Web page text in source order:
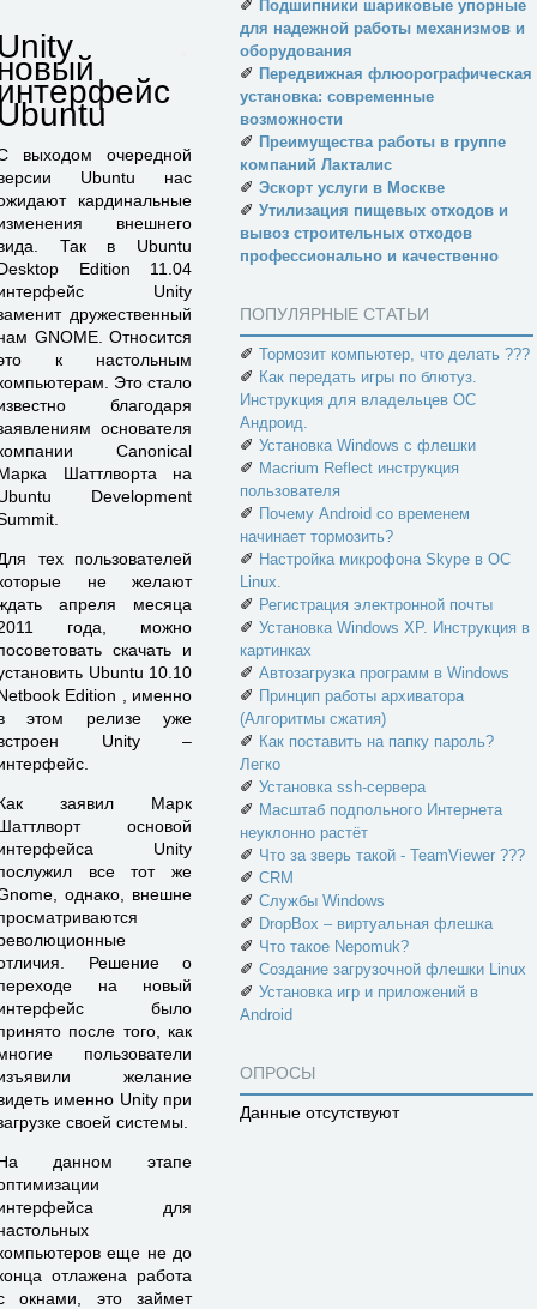
выходом очередной
Ubuntu нас
кардинальные
внешнего
Так в Ubuntu
Edition 11.04
Unity
дружественный
GNOME. Относится
к настольным
Это стало
благодаря
основателя
Canonical
Шаттлворта на
Development
тех пользователей
не желают
апреля месяца
года, можно
скачать и
Ubuntu 10.10
Edition , именно
этом релизе уже
Unity –
заявил Марк
основой
Unity
все тот же
однако, внешне
Решение о
на новый
было
после того, как
пользователи
желание
именно Unity при
своей системы.
данном этапе
для
еще не до
отлажена работа
окнами, это займет
✐ Подшипники шариковые упорные
для надежной работы механизмов и
оборудования
✐ Передвижная флюорографическая
установка: современные
возможности
✐ Преимущества работы в группе
компаний Лакталис
✐ Эскорт услуги в Москве
✐ Утилизация пищевых отходов и
вывоз строительных отходов
профессионально и качественно
ПОПУЛЯРНЫЕ СТАТЬИ
✐ Тормозит компьютер, что делать ???
✐ Как передать игры по блютуз.
Инструкция для владельцев ОС
Андроид.
✐ Установка Windows с флешки
✐ Macrium Reflect инструкция
пользователя
✐ Почему Android со временем
начинает тормозить?
✐ Настройка микрофона Skype в ОС
Linux.
✐ Регистрация электронной почты
✐ Установка Windows XP. Инструкция в
картинках
✐ Автозагрузка программ в Windows
✐ Принцип работы архиватора
(Алгоритмы сжатия)
✐ Как поставить на папку пароль?
Легко
✐ Установка ssh-сервера
✐ Масштаб подпольного Интернета
неуклонно растёт
✐ Что за зверь такой - TeamViewer ???
✐ CRM
✐ Службы Windows
✐ DropBox – виртуальная флешка
✐ Что такое Nepomuk?
✐ Создание загрузочной флешки Linux
✐ Установка игр и приложений в
Android
ОПРОСЫ
Данные отсутствуют